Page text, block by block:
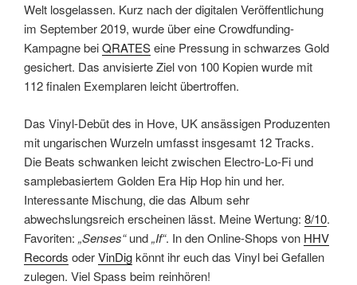
Welt losgelassen. Kurz nach der digitalen Veröffentlichung
im September 2019, wurde über eine Crowdfunding-
Kampagne beiQRATESeine Pressung in schwarzes Gold
gesichert. Das anvisierte Ziel von 100 Kopien wurde mit
112 finalen Exemplaren leicht übertroffen.
Das Vinyl-Debüt des in Hove, UK ansässigen Produzenten
mit ungarischen Wurzeln umfasst insgesamt 12 Tracks.
Die Beats schwanken leicht zwischen Electro-Lo-Fi und
samplebasiertem Golden Era Hip Hop hin und her.
Interessante Mischung, die das Album sehr
abwechslungsreich erscheinen lässt. Meine Wertung: 8/10.
Favoriten: „Senses“und„If“. In den Online-Shops von HHV
Records oderVinDigkönnt ihr euch das Vinyl bei Gefallen
zulegen. Viel Spass beim reinhören!